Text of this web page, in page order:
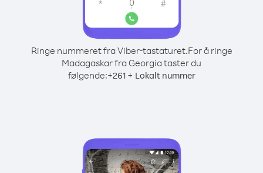
Ringe nummeret fra Viber-tastaturet.For å ringe
Madagaskar fra Georgia taster du
følgende:+261+ Lokalt nummer